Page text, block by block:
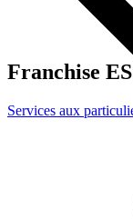
Franchise
Services aux